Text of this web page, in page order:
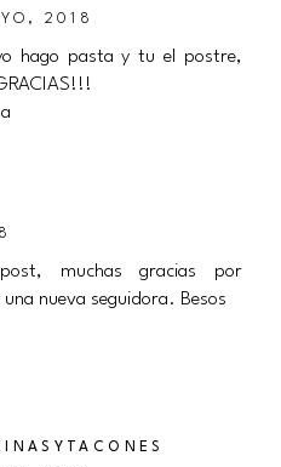
2018
hago pasta y tu el postre,
muchas gracias por
nueva seguidora. Besos